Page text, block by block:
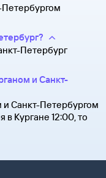
Петербург
и Санкт-
Санкт-Петербургом
в Кургане 12:00, то